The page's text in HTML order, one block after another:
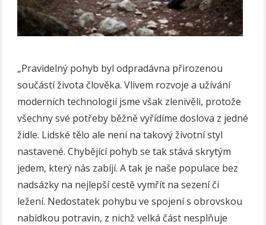
„Pravidelný pohyb byl odpradávna přirozenou
součástí života člověka. Vlivem rozvoje a užívání
moderních technologií jsme však zlenivěli, protože
všechny své potřeby běžně vyřídíme doslova z jedné
židle. Lidské tělo ale není na takový životní styl
nastavené. Chybějící pohyb se tak stává skrytým
jedem, který nás zabíjí. A tak je naše populace bez
nadsázky na nejlepší cestě vymřít na sezení či
ležení. Nedostatek pohybu ve spojení s obrovskou
nabídkou potravin, z nichž velká část nesplňuje